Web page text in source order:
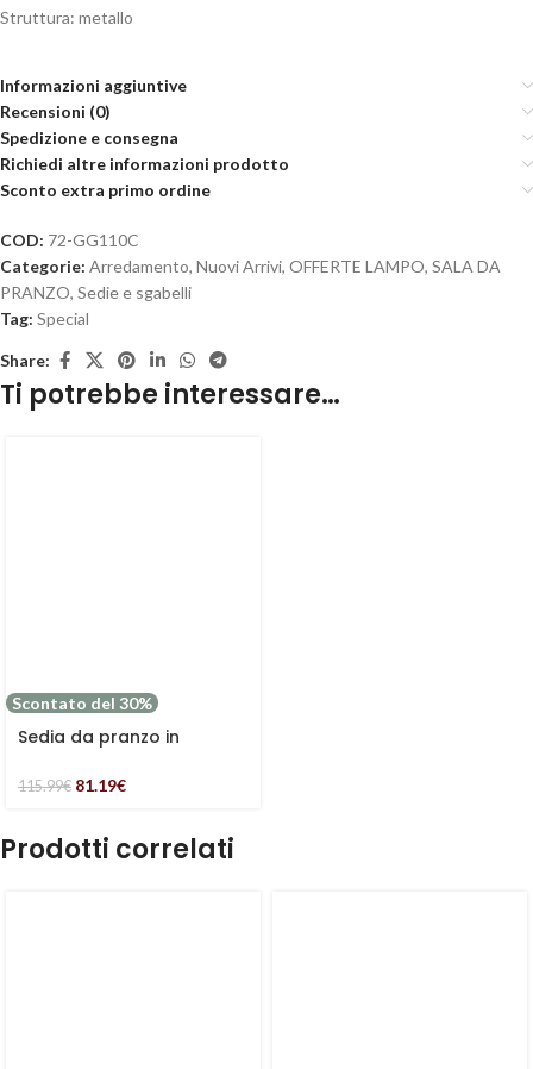
Struttura: metallo
Informazioni aggiuntive
Recensioni (0)
Spedizione e consegna
Richiedi altre informazioni prodotto
Sconto extra primo ordine
COD: 72-GG110C
Categorie: Arredamento, Nuovi Arrivi, OFFERTE LAMPO, SALA DA
PRANZO, Sedie e sgabelli
Tag: Special
Share:
Ti potrebbe interessare…
Scontato del 30%
Sedia da pranzo in
“Galileo”
115.99€ 81.19€
Prodotti correlati